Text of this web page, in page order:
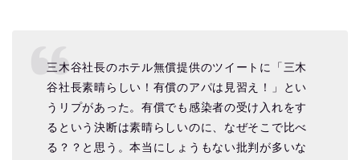
三木谷社長のホテル無償提供のツイートに「三木
谷社長素晴らしい！有償のアパは見習え！」とい
うリプがあった。有償でも感染者の受け入れをす
るという決断は素晴らしいのに、なぜそこで比べ
る？？と思う。本当にしょうもない批判が多いな